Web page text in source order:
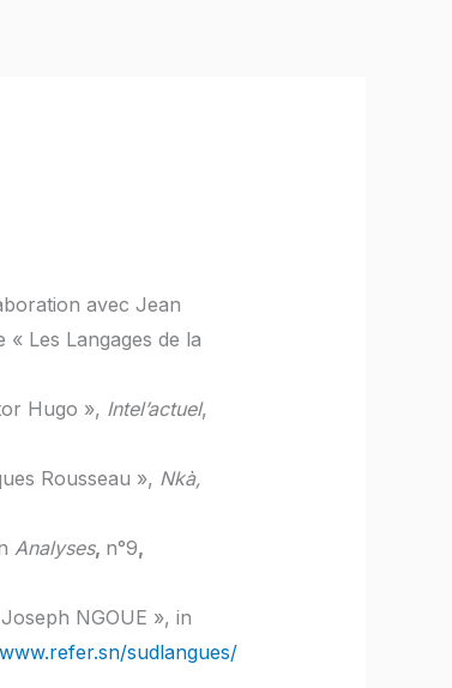
avec Jean
Les Langages de la
Hugo », Intel’actuel,
Rousseau », Nkà,
Analyses, n°9,
NGOUE », in
sudlangues/